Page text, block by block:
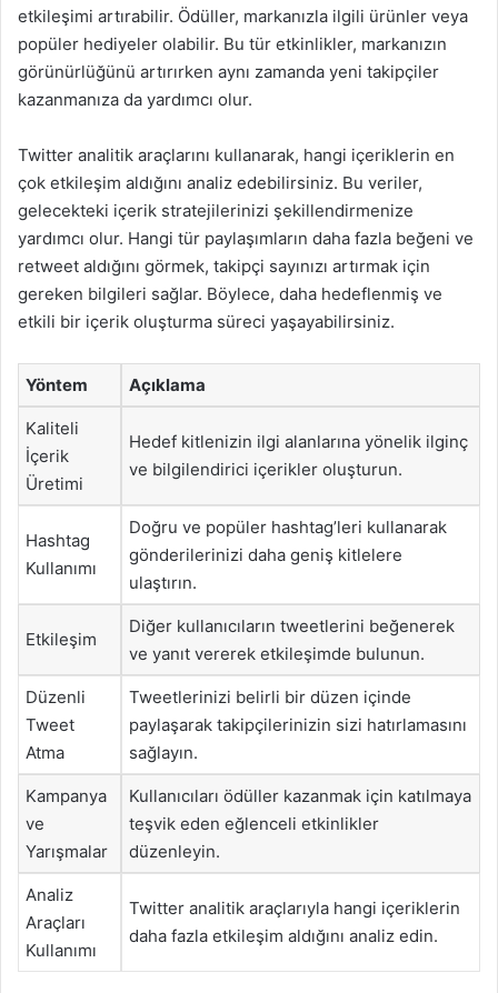
etkileşimi artırabilir. Ödüller, markanızla ilgili ürünler veya
popüler hediyeler olabilir. Bu tür etkinlikler, markanızın
görünürlüğünü artırırken aynı zamanda yeni takipçiler
kazanmanıza da yardımcı olur.
Twitter analitik araçlarını kullanarak, hangi içeriklerin en
çok etkileşim aldığını analiz edebilirsiniz. Bu veriler,
gelecekteki içerik stratejilerinizi şekillendirmenize
yardımcı olur. Hangi tür paylaşımların daha fazla beğeni ve
retweet aldığını görmek, takipçi sayınızı artırmak için
gereken bilgileri sağlar. Böylece, daha hedeflenmiş ve
etkili bir içerik oluşturma süreci yaşayabilirsiniz.
Yöntem Açıklama
Kaliteli
İçerik
Üretimi
Hedef kitlenizin ilgi alanlarına yönelik ilginç
ve bilgilendirici içerikler oluşturun.
Hashtag
Kullanımı
Doğru ve popüler hashtag’leri kullanarak
gönderilerinizi daha geniş kitlelere
ulaştırın.
Etkileşim
Diğer kullanıcıların tweetlerini beğenerek
ve yanıt vererek etkileşimde bulunun.
Düzenli
Tweet
Atma
Tweetlerinizi belirli bir düzen içinde
paylaşarak takipçilerinizin sizi hatırlamasını
sağlayın.
Kampanya
ve
Yarışmalar
Kullanıcıları ödüller kazanmak için katılmaya
teşvik eden eğlenceli etkinlikler
düzenleyin.
Analiz
Araçları
Kullanımı
Twitter analitik araçlarıyla hangi içeriklerin
daha fazla etkileşim aldığını analiz edin.